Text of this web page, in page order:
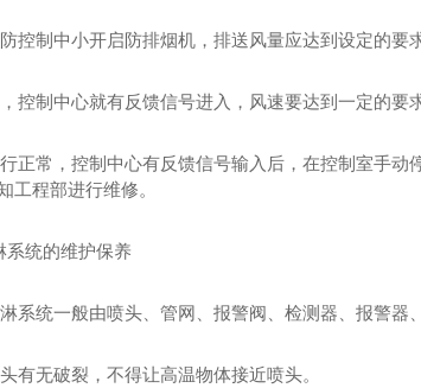
控制中小开启防排烟机，排送风量应达到设定的要求
控制中心就有反馈信号进入，风速要达到一定的要
正常，控制中心有反馈信号输入后，在控制室手
工程部进行维修。
系统的维护保养
系统一般由喷头、管网、报警阀、检测器、报警器
有无破裂，不得让高温物体接近喷头。